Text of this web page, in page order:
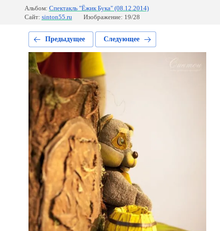
Альбом: Спектакль "Ёжик Бука" (08.12.2014)
Сайт: sinton55.ru Изображение: 19/28
Предыдущее Следующее